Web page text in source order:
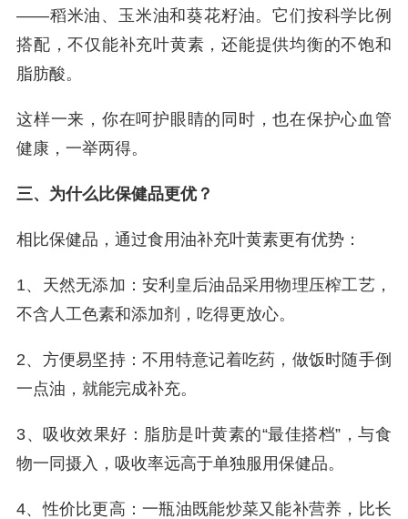
——稻米油、玉米油和葵花籽油。它们按科学比例
搭配，不仅能补充叶黄素，还能提供均衡的不饱和
脂肪酸。
这样一来，你在呵护眼睛的同时，也在保护心血管
健康，一举两得。
三、为什么比保健品更优？
相比保健品，通过食用油补充叶黄素更有优势：
1、天然无添加：安利皇后油品采用物理压榨工艺，
不含人工色素和添加剂，吃得更放心。
2、方便易坚持：不用特意记着吃药，做饭时随手倒
一点油，就能完成补充。
3、吸收效果好：脂肪是叶黄素的“最佳搭档”，与食
物一同摄入，吸收率远高于单独服用保健品。
4、性价比更高：一瓶油既能炒菜又能补营养，比长